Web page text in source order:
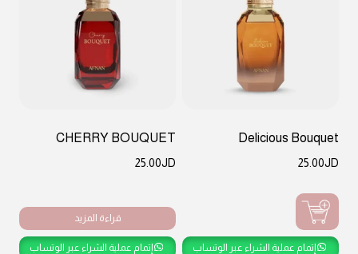
Delicious Bouquet
JD
25.00
إتمام عملية الشراء عبر الوتساب
CHERRY BOUQUET
JD
25.00
قراءة المزيد
إتمام عملية الشراء عبر الوتساب